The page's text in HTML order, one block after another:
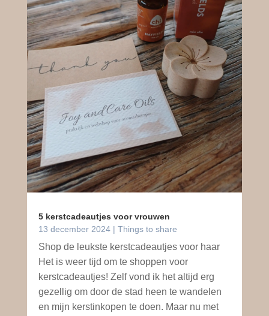
5 kerstcadeautjes voor vrouwen
13 december 2024| Things to share
Shop de leukste kerstcadeautjes voor haar
Het is weer tijd om te shoppen voor
kerstcadeautjes! Zelf vond ik het altijd erg
gezellig om door de stad heen te wandelen
en mijn kerstinkopen te doen. Maar nu met